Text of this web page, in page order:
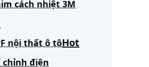
cách nhiệt 3M
nội thất ô tô
chỉnh điện